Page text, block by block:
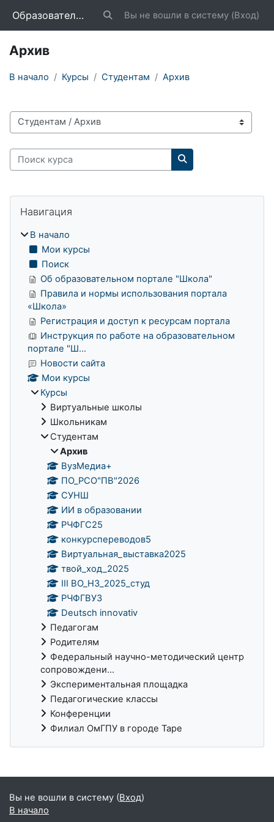
Образовательный портал «Школа» Изменить данные поисковой строки
Вы не вошли в систему (Вход)
Архив
В начало Курсы Студентам Архив
Категории курсов
Поиск курса
Поиск курса
Блоки
Навигация
В начало
Мои курсы
Поиск
Об образовательном портале "Школа"
Правила и нормы использования портала
«Школа»
Регистрация и доступ к ресурсам портала
Инструкция по работе на образовательном
портале "Ш...
Новости сайта
Мои курсы
Курсы
Виртуальные школы
Школьникам
Студентам
Архив
ВузМедиа+
ПО_РСО"ПВ"2026
СУНШ
ИИ в образовании
РЧФГС25
конкурспереводов5
Виртуальная_выставка2025
твой_ход_2025
III ВО_НЗ_2025_студ
РЧФГВУЗ
Deutsch innovativ
Педагогам
Родителям
Федеральный научно-методический центр
сопровождени...
Экспериментальная площадка
Педагогические классы
Конференции
Филиал ОмГПУ в городе Таре
Дополнительные блоки
Вы не вошли в систему (Вход)
В начало